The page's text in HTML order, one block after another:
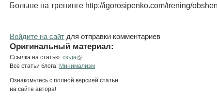
Больше на тренинге http://igorosipenko.com/trening/
Войдите на сайт для отправки комментариев
Оригинальный материал:
Ссылка на статью: сюда
Все статьи блога: Минимализм
Ознакомьтесь с полной версией статьи
на сайте автора!